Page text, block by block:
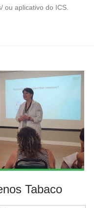
ou aplicativo do ICS.
Tabaco